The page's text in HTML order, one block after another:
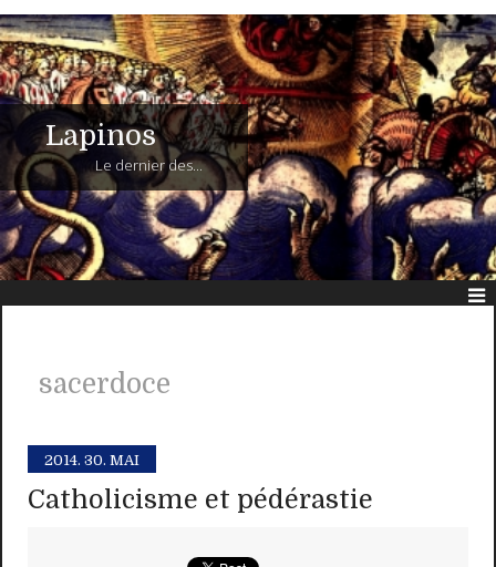
Lapinos
Le dernier des...
sacerdoce
2014. 30. MAI
Catholicisme et pédérastie